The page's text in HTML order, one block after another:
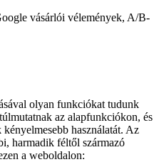
vásárlói vélemények, A/B-
olyan funkciókat tudunk
az alapfunkciókon, és
használatát. Az
harmadik féltől származó
a weboldalon: